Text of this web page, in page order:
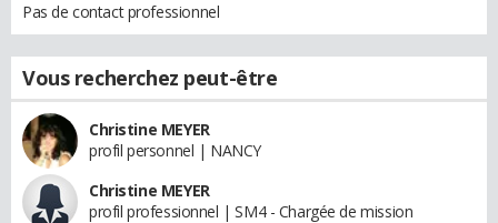
Pas de contact professionnel
Vous recherchez peut-être
Christine MEYER
profil personnel | NANCY
Christine MEYER
profil professionnel | SM4 - Chargée de mission